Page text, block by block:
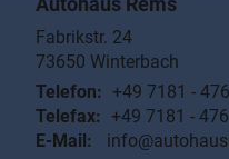
Fabrikstr. 24
73650 Winterbach
Telefon: +49 7181 -
Telefax: +49 7181 -
E-Mail: